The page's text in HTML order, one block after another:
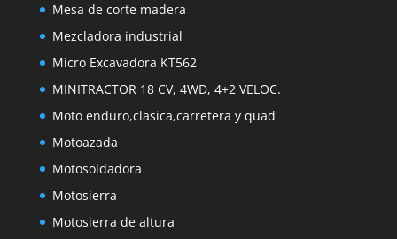
Mesa de corte madera
Mezcladora industrial
Micro Excavadora KT562
MINITRACTOR 18 CV, 4WD, 4+2 VELOC.
Moto enduro,clasica,carretera y quad
Motoazada
Motosoldadora
Motosierra
Motosierra de altura